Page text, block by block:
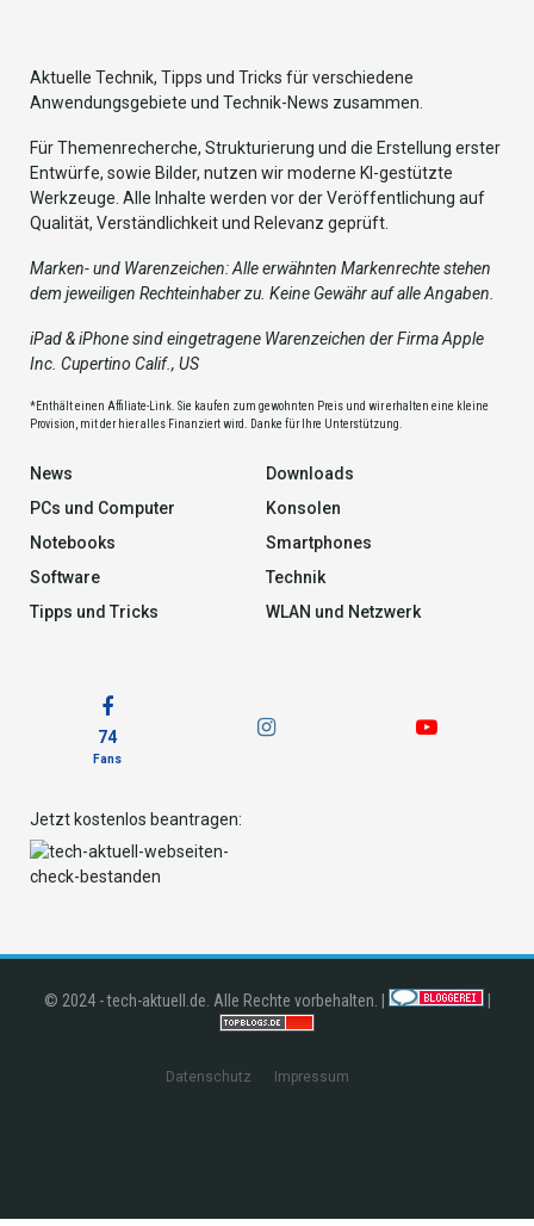
Aktuelle Technik, Tipps und Tricks für verschiedene
Anwendungsgebiete und Technik-News zusammen.
Für Themenrecherche, Strukturierung und die Erstellung erster
Entwürfe, sowie Bilder, nutzen wir moderne KI-gestützte
Werkzeuge. Alle Inhalte werden vor der Veröffentlichung auf
Qualität, Verständlichkeit und Relevanz geprüft.
Marken- und Warenzeichen: Alle erwähnten Markenrechte stehen
dem jeweiligen Rechteinhaber zu. Keine Gewähr auf alle Angaben.
iPad & iPhone sind eingetragene Warenzeichen der Firma Apple
Inc. Cupertino Calif., US
*Enthält einen Affiliate-Link. Sie kaufen zum gewohnten Preis und wir erhalten eine kleine
Provision, mit der hier alles Finanziert wird. Danke für Ihre Unterstützung.
News
Downloads
PCs und Computer
Konsolen
Notebooks
Smartphones
Software
Technik
Tipps und Tricks
WLAN und Netzwerk
74
Fans
Jetzt kostenlos beantragen:
© 2024 - tech-aktuell.de. Alle Rechte vorbehalten. | |
Datenschutz Impressum